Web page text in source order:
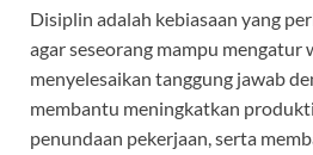
Disiplin adalah kebiasaan yang
agar seseorang mampu mengatur
menyelesaikan tanggung jawab
membantu meningkatkan
penundaan pekerjaan, serta